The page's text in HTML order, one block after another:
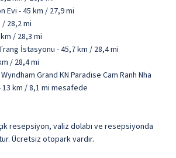
Evi - 45 km / 27,9 mi
/ 28,2 mi
/ 28,3 mi
İstasyonu - 45,7 km / 28,4 mi
/ 28,4 mi
Grand KN Paradise Cam Ranh Nha
13 km / 8,1 mi mesafede
resepsiyon, valiz dolabı ve resepsiyonda
Ücretsiz otopark vardır.